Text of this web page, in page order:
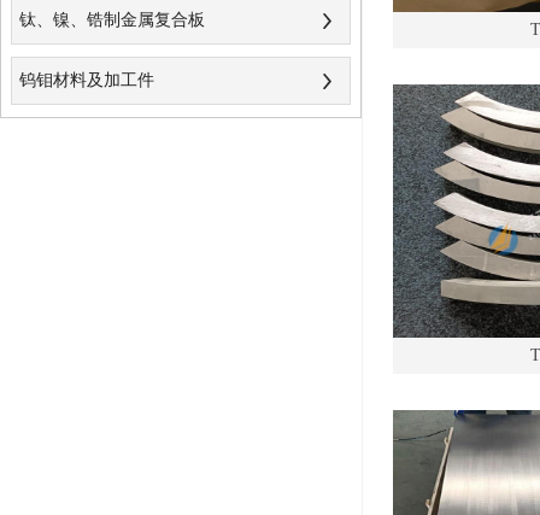
钛、镍、锆制金属复合板
钨钼材料及加工件